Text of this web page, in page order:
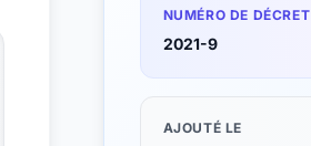
NUMÉRO DE DÉCRET
2021-9
AJOUTÉ LE